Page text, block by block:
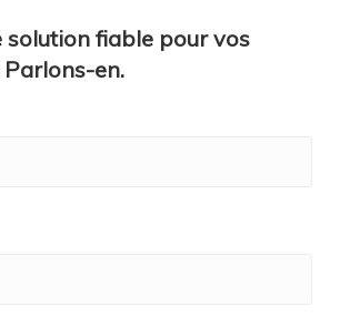
solution fiable pour vos
Parlons-en.